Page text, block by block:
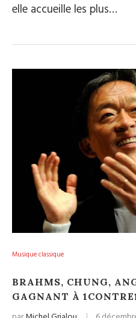
elle accueille les plus…
Musique classique
BRAHMS, CHUNG,
GAGNANT À